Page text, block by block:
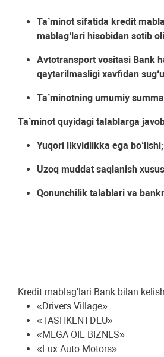
Ta’minot sifatida kredit
mablag‘lari hisobidan sotib
Avtotransport vositasi Bank
qaytarilmasligi xavfidan
Ta’minotning umumiy
Ta’minot quyidagi talablarga
Yuqori likvidlikka ega bo‘lishi;
Uzoq muddat saqlanish
Qonunchilik talablari va
Kredit mablag'lari Bank bilan
«Drivers Village»
«TASHKENTDEU»
«MEGA OIL BIZNES»
«Lux Auto Motors»